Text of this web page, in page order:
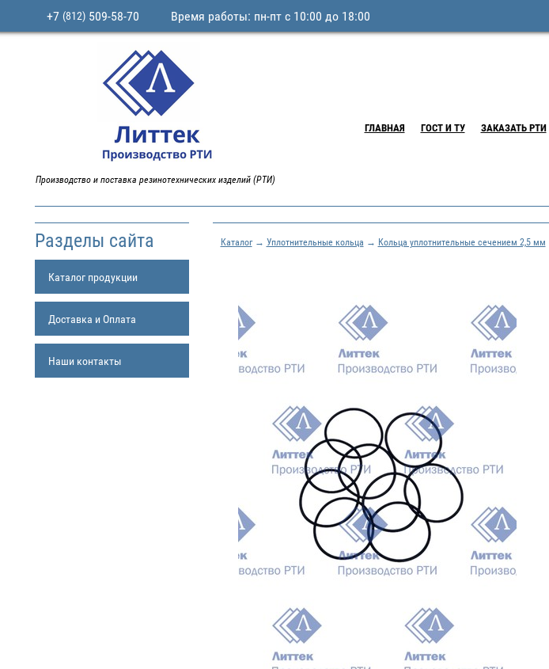
+7 (812)509-58-70 Время работы: пн-пт с 10:00 до 18:00
Производство и поставка резинотехнических изделий (РТИ)
ГЛАВНАЯ ГОСТ И ТУ ЗАКАЗАТЬ РТИ
Разделы сайта
Каталог продукции
Доставка и Оплата
Наши контакты
Каталог→ Уплотнительные кольца → Кольца уплотнительные сечением 2,5 мм